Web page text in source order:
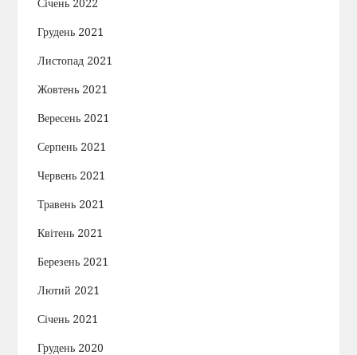
Січень 2022
Грудень 2021
Листопад 2021
Жовтень 2021
Вересень 2021
Серпень 2021
Червень 2021
Травень 2021
Квітень 2021
Березень 2021
Лютий 2021
Січень 2021
Грудень 2020